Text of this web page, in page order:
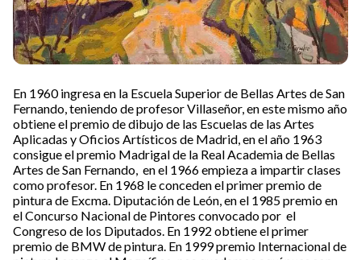
En 1960 ingresa en la Escuela Superior de Bellas Artes de San
Fernando, teniendo de profesor Villaseñor, en este mismo año
obtiene el premio de dibujo de las Escuelas de las Artes
Aplicadas y Oficios Artísticos de Madrid, en el año 1963
consigue el premio Madrigal de la Real Academia de Bellas
Artes de San Fernando, en el 1966 empieza a impartir clases
como profesor. En 1968 le conceden el primer premio de
pintura de Excma. Diputación de León, en el 1985 premio en
el Concurso Nacional de Pintores convocado por el
Congreso de los Diputados. En 1992 obtiene el primer
premio de BMW de pintura. En 1999 premio Internacional de